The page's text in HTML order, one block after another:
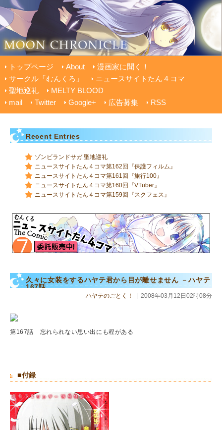
トップページ About
漫画家に聞く！
サークル「むんくろ」
ニュースサイトたん４コマ
聖地巡礼
MELTY BLOOD
mail
Twitter Google+ 広告募集 RSS
Recent Entries
ゾンビランドサガ 聖地巡礼
ニュースサイトたん４コマ第162回『保護フィルム』
ニュースサイトたん４コマ第161回『旅行100』
ニュースサイトたん４コマ第160回『VTuber』
ニュースサイトたん４コマ第159回『スクフェス』
久々に女装をするハヤテ君から目が離せません －ハヤテ
167話
ハヤテのごとく！ | 2008年03月12日02時08分
第167話 忘れられない思い出にも程がある
■付録